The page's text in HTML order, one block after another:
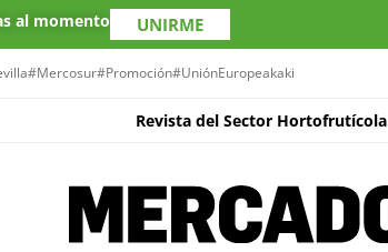
al momento UNIRME
#Mercosur#Promoción#UniónEuropeakaki
Revista del Sector Hortofrutícola